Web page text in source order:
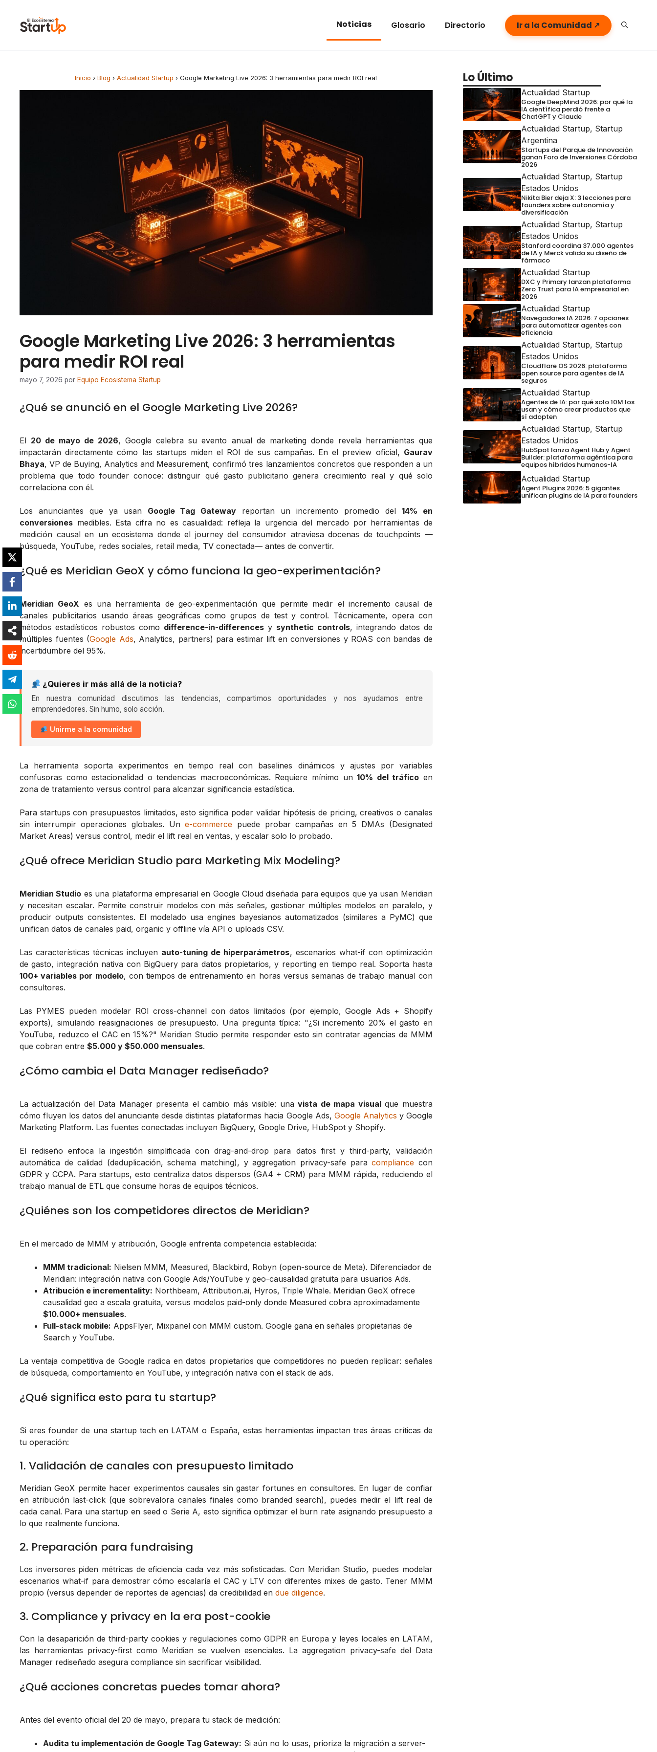
Noticias Glosario Directorio Ir a la Comunidad ↗
Inicio › Blog › Actualidad Startup › Google Marketing Live 2026: 3 herramientas para medir ROI real
Google Marketing Live 2026: 3 herramientas
para medir ROI real
mayo 7, 2026 por Equipo Ecosistema Startup
¿Qué se anunció en el Google Marketing Live 2026?
El 20 de mayo de 2026, Google celebra su evento anual de marketing donde revela herramientas que
impactarán directamente cómo las startups miden el ROI de sus campañas. En el preview oficial, Gaurav
Bhaya, VP de Buying, Analytics and Measurement, confirmó tres lanzamientos concretos que responden a un
problema que todo founder conoce: distinguir qué gasto publicitario genera crecimiento real y qué solo
correlaciona con él.
Los anunciantes que ya usan Google Tag Gateway reportan un incremento promedio del 14% en
conversiones medibles. Esta cifra no es casualidad: refleja la urgencia del mercado por herramientas de
medición causal en un ecosistema donde el journey del consumidor atraviesa docenas de touchpoints —
búsqueda, YouTube, redes sociales, retail media, TV conectada— antes de convertir.
¿Qué es Meridian GeoX y cómo funciona la geo-experimentación?
Meridian GeoX es una herramienta de geo-experimentación que permite medir el incremento causal de
canales publicitarios usando áreas geográficas como grupos de test y control. Técnicamente, opera con
métodos estadísticos robustos como difference-in-differencesy synthetic controls, integrando datos de
múltiples fuentes (Google Ads, Analytics, partners) para estimar lift en conversiones y ROAS con bandas de
incertidumbre del 95%.
¿Quieres ir más allá de la noticia?
En nuestra comunidad discutimos las tendencias, compartimos oportunidades y nos ayudamos entre
emprendedores. Sin humo, solo acción.
Unirme a la comunidad
La herramienta soporta experimentos en tiempo real con baselines dinámicos y ajustes por variables
confusoras como estacionalidad o tendencias macroeconómicas. Requiere mínimo un10% del tráfico en
zona de tratamiento versus control para alcanzar significancia estadística.
Para startups con presupuestos limitados, esto significa poder validar hipótesis de pricing, creativos o canales
sin interrumpir operaciones globales. Une-commerce puede probar campañas en 5 DMAs (Designated
Market Areas) versus control, medir el lift real en ventas, y escalar solo lo probado.
¿Qué ofrece Meridian Studio para Marketing Mix Modeling?
Meridian Studio es una plataforma empresarial en Google Cloud diseñada para equipos que ya usan Meridian
y necesitan escalar. Permite construir modelos con más señales, gestionar múltiples modelos en paralelo, y
producir outputs consistentes. El modelado usa engines bayesianos automatizados (similares a PyMC) que
unifican datos de canales paid, organic y offline vía API o uploads CSV.
Las características técnicas incluyen auto-tuning de hiperparámetros, escenarios what-if con optimización
de gasto, integración nativa con BigQuery para datos propietarios, y reporting en tiempo real. Soporta hasta
100+ variables por modelo, con tiempos de entrenamiento en horas versus semanas de trabajo manual con
consultores.
Las PYMES pueden modelar ROI cross-channel con datos limitados (por ejemplo, Google Ads + Shopify
exports), simulando reasignaciones de presupuesto. Una pregunta típica: "¿Si incremento 20% el gasto en
YouTube, reduzco el CAC en 15%?" Meridian Studio permite responder esto sin contratar agencias de MMM
que cobran entre $5.000 y $50.000 mensuales.
¿Cómo cambia el Data Manager rediseñado?
La actualización del Data Manager presenta el cambio más visible: unavista de mapa visualque muestra
cómo fluyen los datos del anunciante desde distintas plataformas hacia Google Ads, Google Analytics y Google
Marketing Platform. Las fuentes conectadas incluyen BigQuery, Google Drive, HubSpot y Shopify.
El rediseño enfoca la ingestión simplificada con drag-and-drop para datos first y third-party, validación
automática de calidad (deduplicación, schema matching), y aggregation privacy-safe paracompliance con
GDPR y CCPA. Para startups, esto centraliza datos dispersos (GA4 + CRM) para MMM rápida, reduciendo el
trabajo manual de ETL que consume horas de equipos técnicos.
¿Quiénes son los competidores directos de Meridian?
En el mercado de MMM y atribución, Google enfrenta competencia establecida:
MMM tradicional: Nielsen MMM, Measured, Blackbird, Robyn (open-source de Meta). Diferenciador de
Meridian: integración nativa con Google Ads/YouTube y geo-causalidad gratuita para usuarios Ads.
Atribución e incrementality: Northbeam, Attribution.ai, Hyros, Triple Whale. Meridian GeoX ofrece
causalidad geo a escala gratuita, versus modelos paid-only donde Measured cobra aproximadamente
$10.000+ mensuales.
Full-stack mobile: AppsFlyer, Mixpanel con MMM custom. Google gana en señales propietarias de
Search y YouTube.
La ventaja competitiva de Google radica en datos propietarios que competidores no pueden replicar: señales
de búsqueda, comportamiento en YouTube, y integración nativa con el stack de ads.
¿Qué significa esto para tu startup?
Si eres founder de una startup tech en LATAM o España, estas herramientas impactan tres áreas críticas de
tu operación:
1. Validación de canales con presupuesto limitado
Meridian GeoX permite hacer experimentos causales sin gastar fortunes en consultores. En lugar de confiar
en atribución last-click (que sobrevalora canales finales como branded search), puedes medir el lift real de
cada canal. Para una startup en seed o Serie A, esto significa optimizar el burn rate asignando presupuesto a
lo que realmente funciona.
2. Preparación para fundraising
Los inversores piden métricas de eficiencia cada vez más sofisticadas. Con Meridian Studio, puedes modelar
escenarios what-if para demostrar cómo escalaría el CAC y LTV con diferentes mixes de gasto. Tener MMM
propio (versus depender de reportes de agencias) da credibilidad en due diligence.
3. Compliance y privacy en la era post-cookie
Con la desaparición de third-party cookies y regulaciones como GDPR en Europa y leyes locales en LATAM,
las herramientas privacy-first como Meridian se vuelven esenciales. La aggregation privacy-safe del Data
Manager rediseñado asegura compliance sin sacrificar visibilidad.
¿Qué acciones concretas puedes tomar ahora?
Antes del evento oficial del 20 de mayo, prepara tu stack de medición:
Audita tu implementación de Google Tag Gateway: Si aún no lo usas, prioriza la migración a server-
Lo Último
Actualidad Startup
Google DeepMind 2026: por qué la
IA científica perdió frente a
ChatGPT y Claude
Actualidad Startup, Startup
Argentina
Startups del Parque de Innovación
ganan Foro de Inversiones Córdoba
2026
Actualidad Startup, Startup
Estados Unidos
Nikita Bier deja X: 3 lecciones para
founders sobre autonomía y
diversificación
Actualidad Startup, Startup
Estados Unidos
Stanford coordina 37.000 agentes
de IA y Merck valida su diseño de
fármaco
Actualidad Startup
DXC y Primary lanzan plataforma
Zero Trust para IA empresarial en
2026
Actualidad Startup
Navegadores IA 2026: 7 opciones
para automatizar agentes con
eficiencia
Actualidad Startup, Startup
Estados Unidos
Cloudflare OS 2026: plataforma
open source para agentes de IA
seguros
Actualidad Startup
Agentes de IA: por qué solo 10M los
usan y cómo crear productos que
sí adopten
Actualidad Startup, Startup
Estados Unidos
HubSpot lanza Agent Hub y Agent
Builder: plataforma agéntica para
equipos híbridos humanos-IA
Actualidad Startup
Agent Plugins 2026: 5 gigantes
unifican plugins de IA para founders